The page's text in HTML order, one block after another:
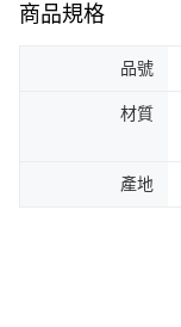
商品規格
品號
材質
產地